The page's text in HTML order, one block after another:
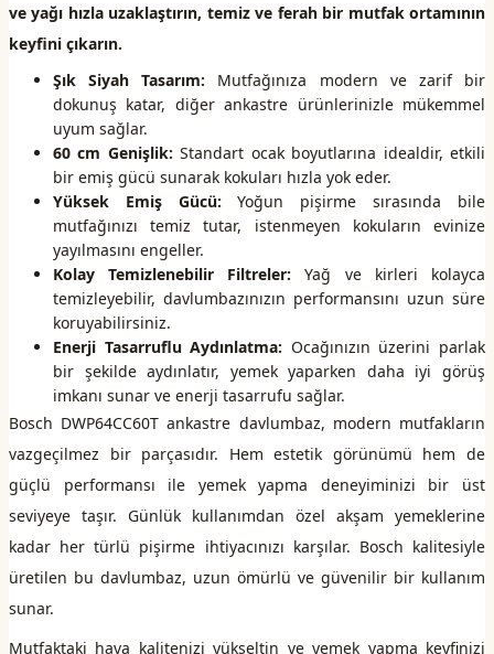
ve yağı hızla uzaklaştırın, temiz ve ferah bir mutfak ortamının
keyfini çıkarın.
Şık Siyah Tasarım: Mutfağınıza modern ve zarif bir
dokunuş katar, diğer ankastre ürünlerinizle mükemmel
uyum sağlar.
60 cm Genişlik: Standart ocak boyutlarına idealdir, etkili
bir emiş gücü sunarak kokuları hızla yok eder.
Yüksek Emiş Gücü: Yoğun pişirme sırasında bile
mutfağınızı temiz tutar, istenmeyen kokuların evinize
yayılmasını engeller.
Kolay Temizlenebilir Filtreler: Yağ ve kirleri kolayca
temizleyebilir, davlumbazınızın performansını uzun süre
koruyabilirsiniz.
Enerji Tasarruflu Aydınlatma: Ocağınızın üzerini parlak
bir şekilde aydınlatır, yemek yaparken daha iyi görüş
imkanı sunar ve enerji tasarrufu sağlar.
Bosch DWP64CC60T ankastre davlumbaz, modern mutfakların
vazgeçilmez bir parçasıdır. Hem estetik görünümü hem de
güçlü performansı ile yemek yapma deneyiminizi bir üst
seviyeye taşır. Günlük kullanımdan özel akşam yemeklerine
kadar her türlü pişirme ihtiyacınızı karşılar. Bosch kalitesiyle
üretilen bu davlumbaz, uzun ömürlü ve güvenilir bir kullanım
sunar.
Mutfaktaki hava kalitenizi yükseltin ve yemek yapma keyfinizi